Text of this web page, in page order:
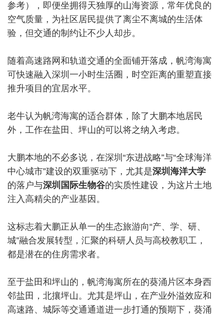
参考），即便坐拥得天独厚的山海资源，常年优良的
空气质量，为社区居民提供了离尘不离城的生活体
验，但交通的制约让不少人却步。
随着高速路网和轨道交通的全面铺开落成，帆湾海寓
可快速融入深圳一小时生活圈，时空距离的重塑直接
推升项目的宜居水平。
老牛认为帆湾海寓的适合群体，除了大鹏本地居民
外，工作在盐田、坪山的可以将之纳入考虑。
大鹏本地的不必多说，在深圳“东进战略”与“全球海洋
中心城市”建设的双重驱动下，尤其是深圳海洋大学
的落户与深圳国际生物谷的实质性建设，为这片土地
注入高精尖的产业基因。
这标志着大鹏正从单一的生态旅游向“产、学、研、
城”融合发展转型，汇聚的科研人员与高校教职工，
都是潜在的住房需求者。
至于盐田和坪山的，帆湾海寓所在的葵涌片区本身西
邻盐田，北攘坪山。尤其是坪山，在产业外溢效应和
高速路、城际等交通通道进一步打通的预期下，葵涌